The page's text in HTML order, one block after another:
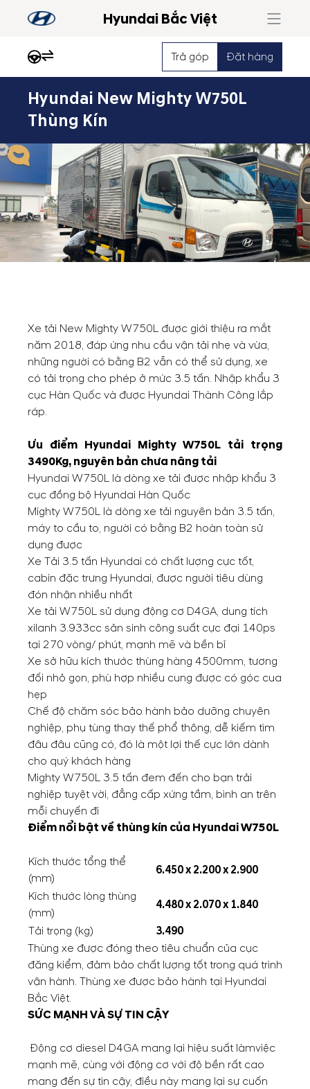
Hyundai Bắc Việt
Trả góp Đặt hàng
Hyundai New Mighty W750L
Thùng Kín
Xe tải New Mighty W750L được giới thiệu ra mắt
năm 2018, đáp ứng nhu cầu vận tải nhẹ và vừa,
những người có bằng B2 vẫn có thể sử dụng, xe
có tải trọng cho phép ở mức 3.5 tấn. Nhập khẩu 3
cục Hàn Quốc và được Hyundai Thành Công lắp
ráp.
Ưu điểm Hyundai Mighty W750L tải trọng
3490Kg, nguyên bản chưa nâng tải
Hyundai W750L là dòng xe tải được nhập khẩu 3
cục đồng bộ Hyundai Hàn Quốc
Mighty W750L là dòng xe tải nguyên bản 3.5 tấn,
máy to cầu to, người có bằng B2 hoàn toàn sử
dụng được
Xe Tải 3.5 tấn Hyundai có chất lượng cực tốt,
cabin đặc trưng Hyundai, được người tiêu dùng
đón nhận nhiều nhất
Xe tải W750L sử dụng động cơ D4GA, dung tích
xilanh 3.933cc sản sinh công suất cực đại 140ps
tại 270 vòng/ phút, mạnh mẽ và bền bỉ
Xe sở hữu kích thước thùng hàng 4500mm, tương
đối nhỏ gọn, phù hợp nhiều cung được có góc cua
hẹp
Chế độ chăm sóc bảo hành bảo dưỡng chuyên
nghiệp, phụ tùng thay thế phổ thông, dễ kiếm tìm
đâu đâu cũng có, đó là một lợi thế cực lớn dành
cho quý khách hàng
Mighty W750L 3.5 tấn đem đến cho bạn trải
nghiệp tuyệt vời, đẳng cấp xứng tầm, bình an trên
mỗi chuyến đi
Điểm nổi bật về thùng kín của Hyundai W750L
Kích thước tổng thể
(mm)
6.450 x 2.200 x 2.900
Kích thước lòng thùng
(mm)
4.480 x 2.070 x 1.840
Tải trọng (kg)
3.490
Thùng xe được đóng theo tiêu chuẩn của cục
đăng kiểm, đảm bảo chất lượng tốt trong quá trình
vận hành. Thùng xe được bảo hành tại Hyundai
Bắc Việt.
SỨC MẠNH VÀ SỰ TIN CẬY
Động cơ diesel D4GA mang lại hiệu suất làmviệc
mạnh mẽ, cùng với động cơ với độ bền rất cao
mang đến sự tin cậy, điều này mang lại sự cuốn